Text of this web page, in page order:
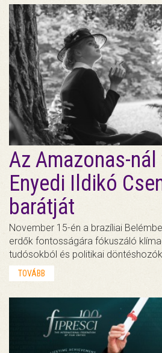
Az Amazonas-
Enyedi Ildikó
barátját
November 15-én a brazíliai
erdők fontosságára fókuszáló
tudósokból és politikai
TOVÁBB